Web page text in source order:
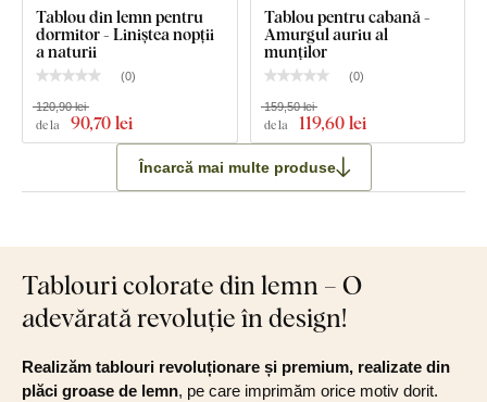
Tablou din lemn pentru
dormitor - Liniștea nopții
a naturii
(0)
de la 90,70 lei
120,90 lei
Tablou pentru cabană -
Amurgul auriu al
munților
(0)
de la 119,60 lei
159,50 lei
Încarcă mai multe produse
Tablouri colorate din lemn – O
adevărată revoluție în design!
Realizăm tablouri revoluționare și premium, realizate din
plăci groase de lemn, pe care imprimăm orice motiv dorit.